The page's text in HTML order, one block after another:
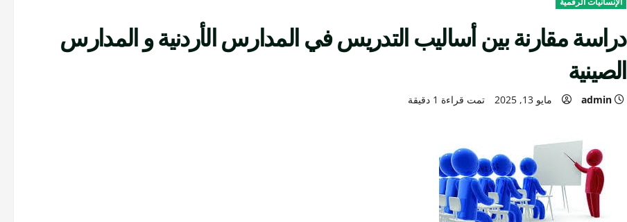
دراسة مقارنة بين أساليب التدريس في المدارس الأردنية و المدارس
الصينية
admin مايو 13, 2025 تمت قراءة 1 دقيقة